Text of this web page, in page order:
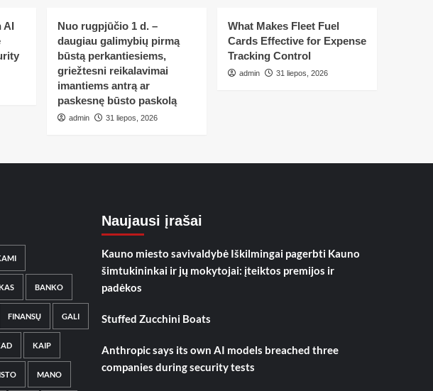
AI
Nuo rugpjūčio 1 d. –
daugiau galimybių pirmą
būstą perkantiesiems,
griežtesni reikalavimai
imantiems antrą ar
paskesnę būsto paskolą
admin 31 liepos, 2026
What Makes Fleet Fuel
Cards Effective for Expense
Tracking Control
admin 31 liepos, 2026
BANKO
FINANSŲ GALI
KAIP
MANO
Naujausi įrašai
Kauno miesto savivaldybė Iškilmingai pagerbti Kauno
šimtukininkai ir jų mokytojai: įteiktos premijos ir
padėkos
Stuffed Zucchini Boats
Anthropic says its own AI models breached three
companies during security tests